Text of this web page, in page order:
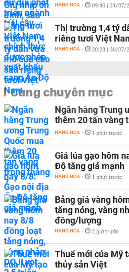
HÀNG HÓA - 09:40 | 31/07/
Thị trường 1,4 tỷ
riêng tươi Việt
HÀNG HÓA - 20:23 | 30/07/
Cùng chuyên mục
Ngân hàng Trung
thêm 20 tấn vàng
HÀNG HÓA - 1 phút trước
Giá lúa gạo hôm
Độ tăng giá mạnh
HÀNG HÓA - 1 phút trước
Bảng giá vàng
tăng nóng, vàng
đồng/lượng
HÀNG HÓA - 2 giờ trước
Thuế mới của Mỹ
thủy sản Việt